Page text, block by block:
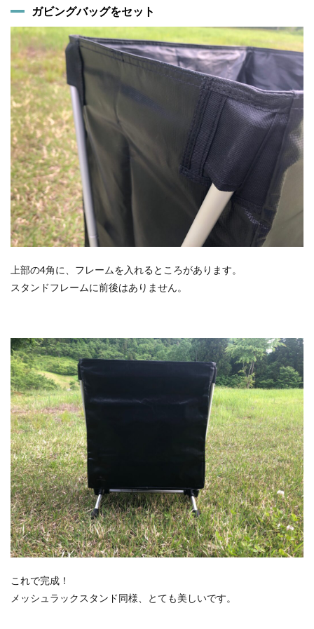
ガビングバッグをセット
上部の4角に、フレームを入れるところがあります。
スタンドフレームに前後はありません。
これで完成！
メッシュラックスタンド同様、とても美しいです。